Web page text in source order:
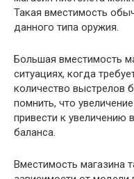
Такая вместимость
данного типа оружия.
Большая вместимость
ситуациях, когда
количество выстрелов
помнить, что
привести к увеличению
баланса.
Вместимость магазина